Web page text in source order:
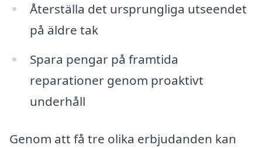
Återställa det ursprungliga utseendet
på äldre tak
Spara pengar på framtida
reparationer genom proaktivt
underhåll
Genom att få tre olika erbjudanden kan